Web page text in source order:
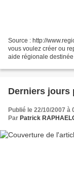
Source : http://
vous voulez créer ou
aide régionale
Derniers jours
Publié le 22/10/2007 à
Par Patrick